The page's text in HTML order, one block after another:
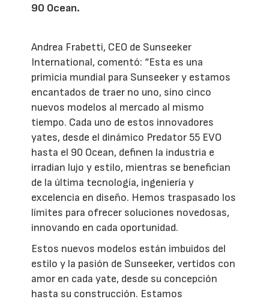
90 Ocean.
Andrea Frabetti, CEO de Sunseeker
International, comentó: “Esta es una
primicia mundial para Sunseeker y estamos
encantados de traer no uno, sino cinco
nuevos modelos al mercado al mismo
tiempo. Cada uno de estos innovadores
yates, desde el dinámico Predator 55 EVO
hasta el 90 Ocean, definen la industria e
irradian lujo y estilo, mientras se benefician
de la última tecnología, ingeniería y
excelencia en diseño. Hemos traspasado los
límites para ofrecer soluciones novedosas,
innovando en cada oportunidad.
Estos nuevos modelos están imbuidos del
estilo y la pasión de Sunseeker, vertidos con
amor en cada yate, desde su concepción
hasta su construcción. Estamos